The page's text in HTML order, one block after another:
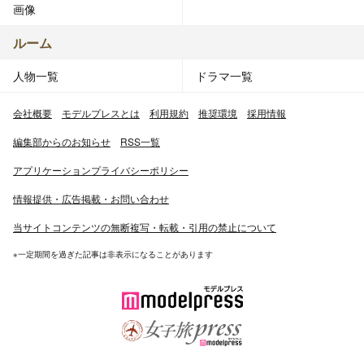
画像
ルーム
人物一覧 ドラマ一覧
会社概要 モデルプレスとは 利用規約 推奨環境 採用情報
編集部からのお知らせ RSS一覧
アプリケーションプライバシーポリシー
情報提供・広告掲載・お問い合わせ
当サイトコンテンツの無断複写・転載・引用の禁止について
※一定期間を過ぎた記事は非表示になることがあります